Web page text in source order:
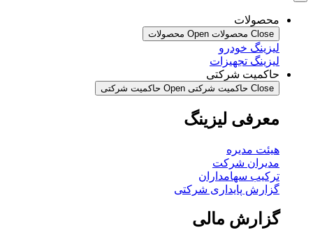
محصولات
Close محصولات Open محصولات
لیزینگ خودرو
لیزینگ تجهیزات
حاکمیت شرکتی
Close حاکمیت شرکتی Open حاکمیت شرکتی
معرفی لیزینگ
هیئت مدیره
مدیران شرکت
ترکیب سهامداران
گزارش پایداری شرکتی
گزارش مالی